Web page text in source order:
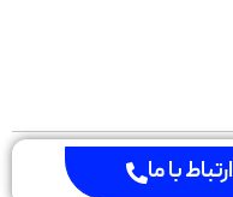
ارتباط با ما